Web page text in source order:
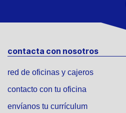
contacta con nosotros
red de oficinas y cajeros
contacto con tu oficina
envíanos tu currículum